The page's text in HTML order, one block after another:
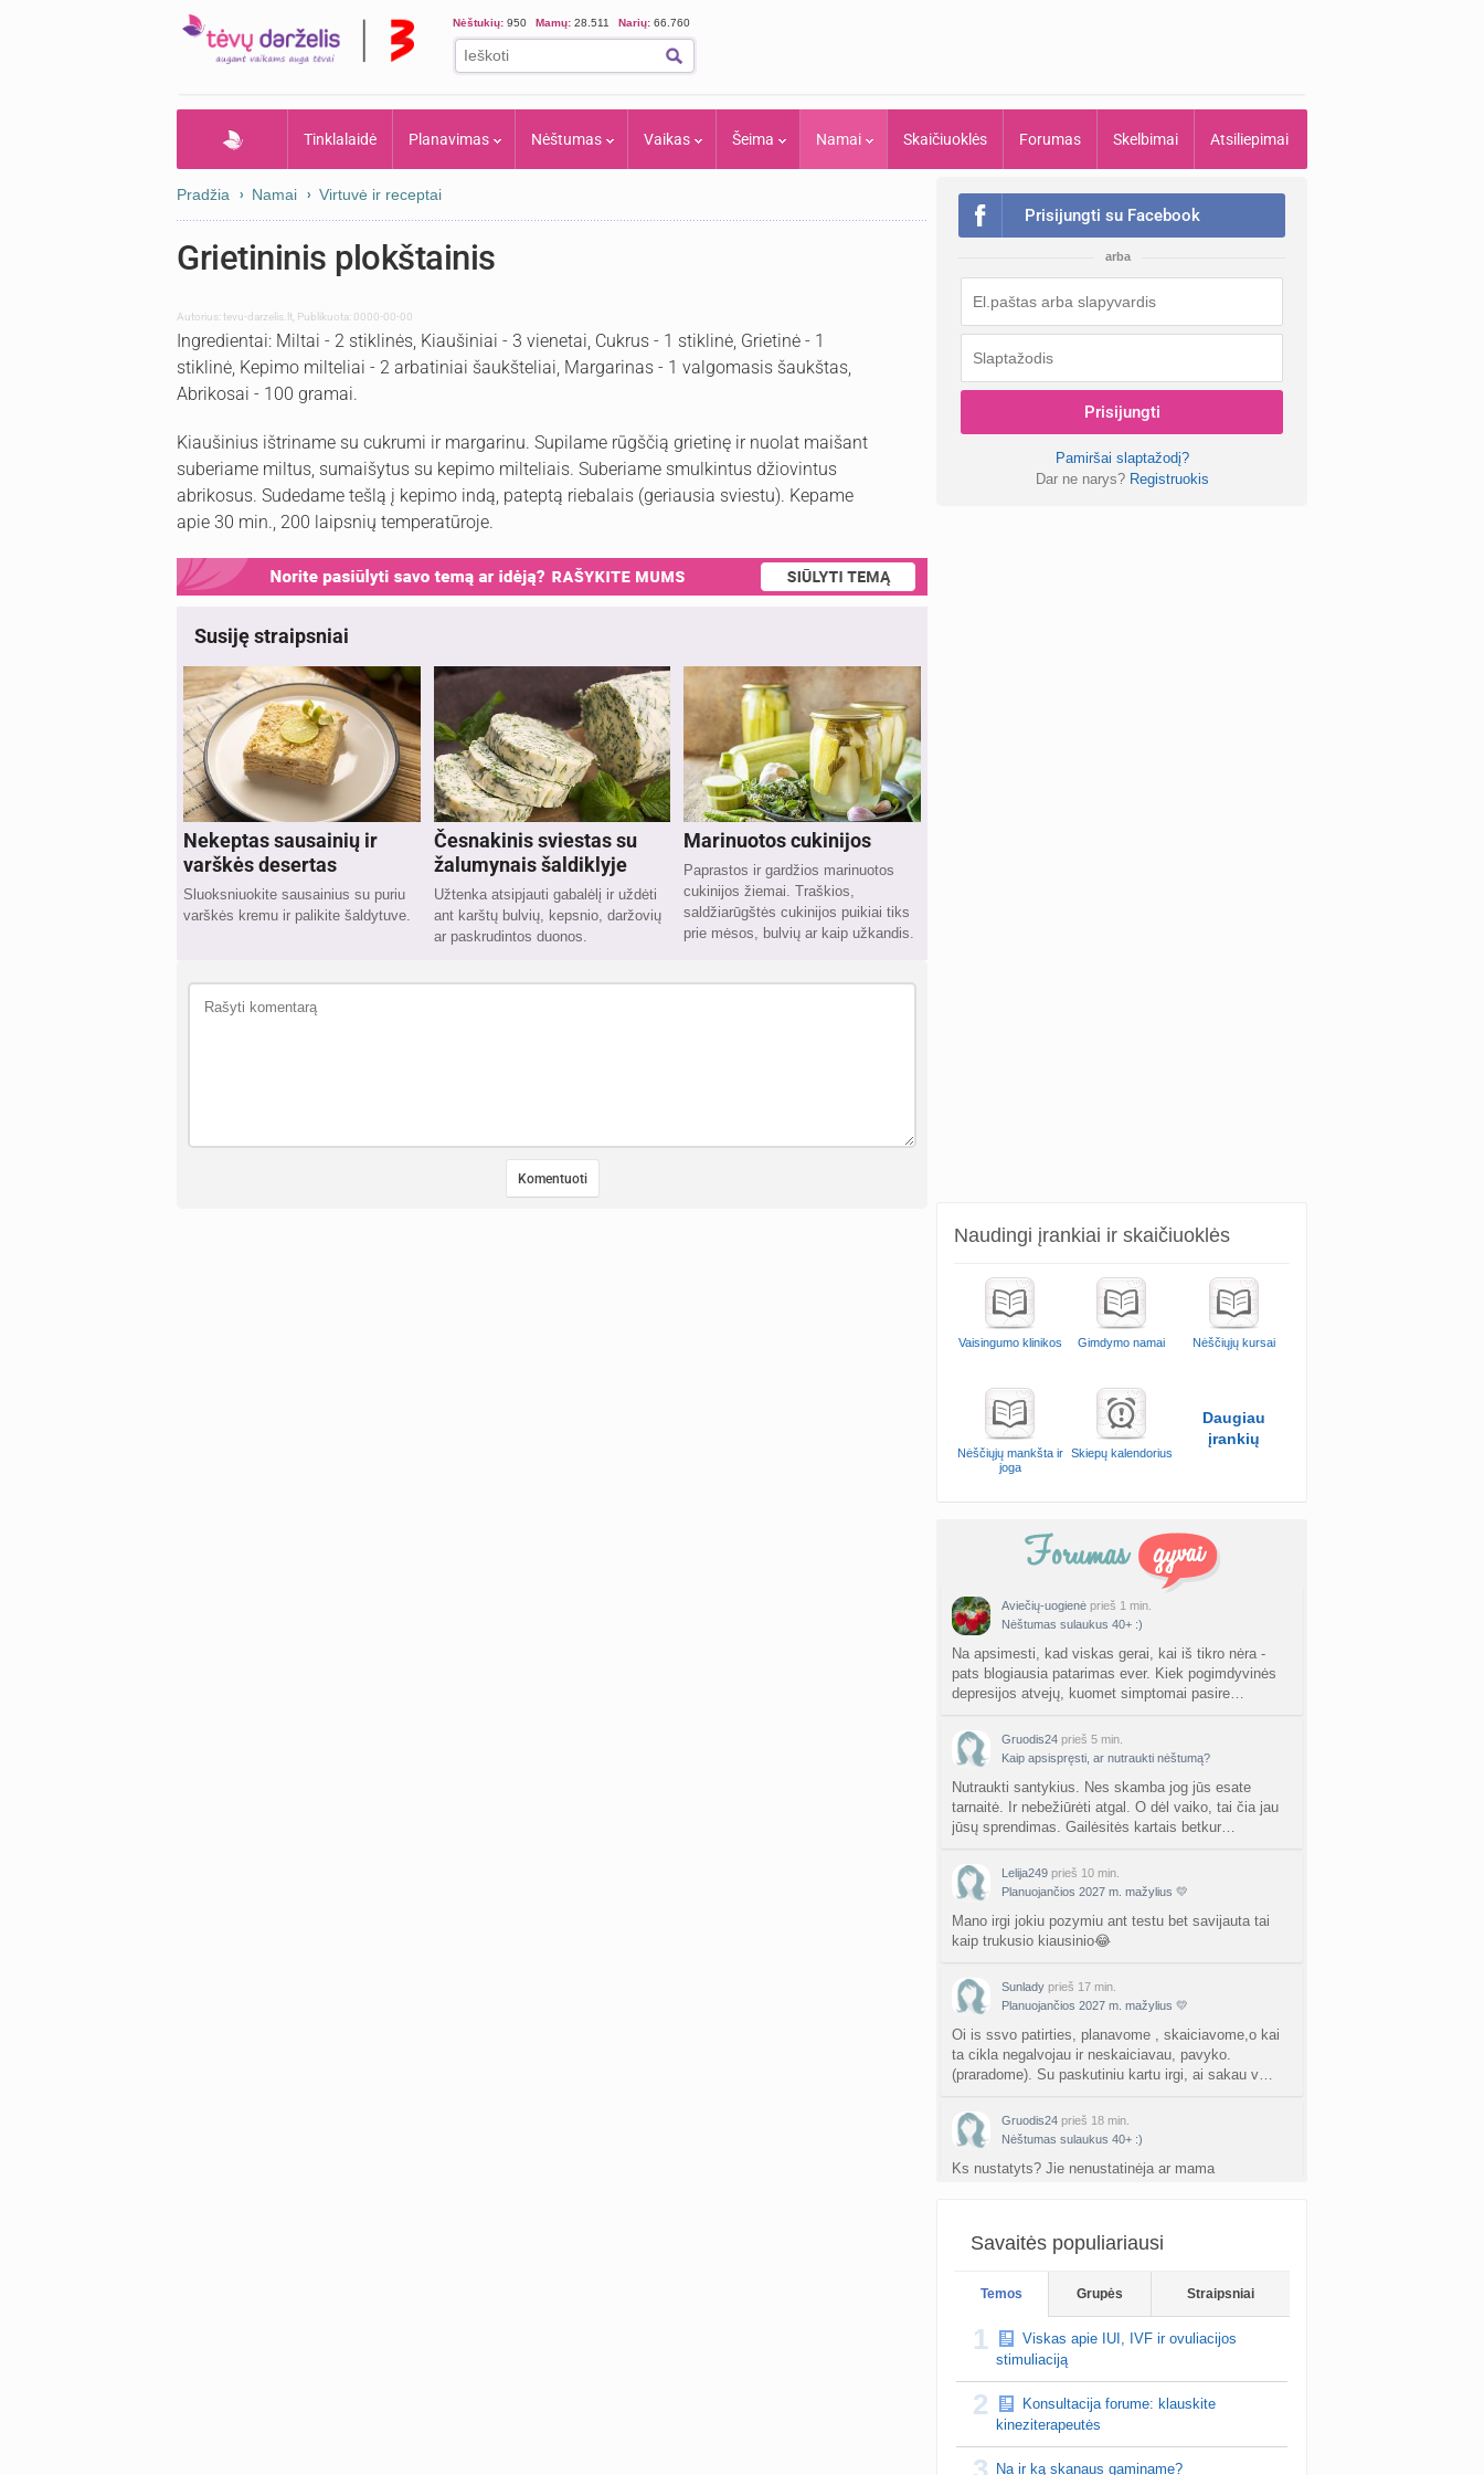
Nėštukių: 950 Mamų: 28.511 Narių: 66.760
Tinklalaidė Planavimas Nėštumas Vaikas Šeima Namai Skaičiuoklės Forumas Skelbimai Atsiliepimai
Pradžia Namai Virtuvė ir receptai
Grietininis plokštainis
Autorius:tevu-darzelis.lt Publikuota: 0000-00-00
Ingredientai: Miltai - 2 stiklinės, Kiaušiniai - 3 vienetai, Cukrus - 1 stiklinė, Grietinė - 1
stiklinė, Kepimo milteliai - 2 arbatiniai šaukšteliai, Margarinas - 1 valgomasis šaukštas,
Abrikosai - 100 gramai.
Kiaušinius ištriname su cukrumi ir margarinu. Supilame rūgščią grietinę ir nuolat maišant
suberiame miltus, sumaišytus su kepimo milteliais. Suberiame smulkintus džiovintus
abrikosus. Sudedame tešlą į kepimo indą, pateptą riebalais (geriausia sviestu). Kepame
apie 30 min., 200 laipsnių temperatūroje.
Susiję straipsniai
Nekeptas sausainių ir
varškės desertas
Sluoksniuokite sausainius su puriu
varškės kremu ir palikite šaldytuve.
Česnakinis sviestas su
žalumynais šaldiklyje
Užtenka atsipjauti gabalėlį ir uždėti
ant karštų bulvių, kepsnio, daržovių
ar paskrudintos duonos.
Marinuotos cukinijos
Paprastos ir gardžios marinuotos
cukinijos žiemai. Traškios,
saldžiarūgštės cukinijos puikiai tiks
prie mėsos, bulvių ar kaip užkandis.
Prisijungti su Facebook
arba
Prisijungti
Pamiršai slaptažodį?
Dar ne narys? Registruokis
Naudingi įrankiai ir skaičiuoklės
Vaisingumo klinikos Gimdymo namai Nėščiųjų kursai
Nėščiųjų mankšta ir
joga
Skiepų kalendorius
Daugiau
įrankių
Aviečių-uogienė prieš 1 min.
Nėštumas sulaukus 40+ :)
Na apsimesti, kad viskas gerai, kai iš tikro nėra -
pats blogiausia patarimas ever. Kiek pogimdyvinės
depresijos atvejų, kuomet simptomai pasire…
Gruodis24 prieš 5 min.
Kaip apsispręsti, ar nutraukti nėštumą?
Nutraukti santykius. Nes skamba jog jūs esate
tarnaitė. Ir nebežiūrėti atgal. O dėl vaiko, tai čia jau
jūsų sprendimas. Gailėsitės kartais betkur…
Lelija249 prieš 10 min.
Planuojančios 2027 m. mažylius 💛
Mano irgi jokiu pozymiu ant testu bet savijauta tai
kaip trukusio kiausinio😂
Sunlady prieš 17 min.
Planuojančios 2027 m. mažylius 💛
Oi is ssvo patirties, planavome , skaiciavome,o kai
ta cikla negalvojau ir neskaiciavau, pavyko.
(praradome). Su paskutiniu kartu irgi, ai sakau v…
Gruodis24 prieš 18 min.
Nėštumas sulaukus 40+ :)
Ks nustatyts? Jie nenustatinėja ar mama
vysnyte
prieš 27 min.
Būrėjos (atsiliepimai ir rekomendacijos)
Jei ji buria nuotoliu.nes aš iš pajūrio 😊
Savaitės populiariausi
Temos Grupės Straipsniai
1
Viskas apie IUI, IVF ir ovuliacijos
stimuliaciją
2
Konsultacija forume: klauskite
kineziterapeutės
Na ir ką skanaus gaminame?